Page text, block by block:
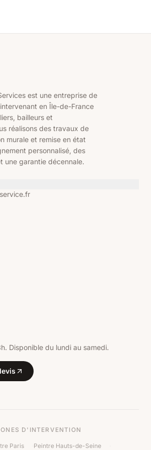
est une entreprise de
en Île-de-France
bailleurs et
réalisons des travaux de
murale et remise en état
personnalisé, des
une garantie décennale.
Disponible du lundi au samedi.
D'INTERVENTION
Paris Peintre Hauts-de-Seine